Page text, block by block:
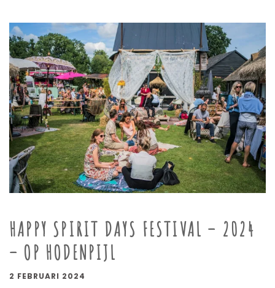
HAPPY SPIRIT DAYS FESTIVAL – 2024
– OP HODENPIJL
2 FEBRUARI 2024